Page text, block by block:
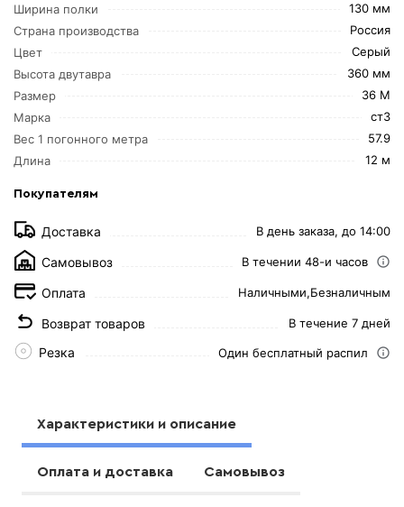
Ширина полки
130 мм
Страна производства
Россия
Цвет
Серый
Высота двутавра
360 мм
Размер
36 М
Марка
ст3
Вес 1 погонного метра
57.9
Длина
12 м
Покупателям
Доставка В день заказа, до 14:00
Самовывоз В течении 48-и часов
Оплата Наличными,Безналичным
Возврат товаров В течение 7 дней
Резка Один бесплатный распил
Характеристики и описание
Оплата и доставка Самовывоз